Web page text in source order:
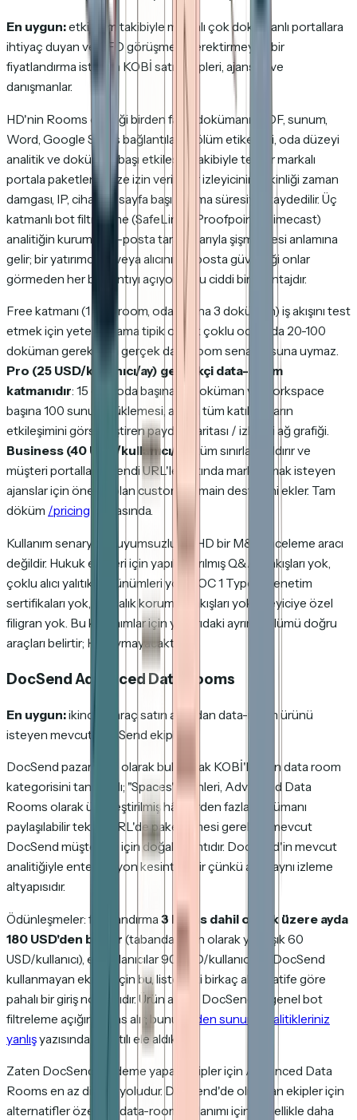
En uygun:etkileşim takibiyle markalı çok dokümanlı portallara
ihtiyaç duyan ve CFO görüşmesi gerektirmeyen bir
fiyatlandırma isteyen KOBİ satış ekipleri, ajanslar ve
danışmanlar.
HD'nin Rooms özelliği birden fazla dokümanı (PDF, sunum,
Word, Google Slides bağlantıları) bölüm etiketleri, oda düzeyi
analitik ve doküman başı etkileşim takibiyle tek bir markalı
portala paketlemenize izin verir. Her izleyicinin etkinliği zaman
damgası, IP, cihaz ve sayfa başı okuma süresiyle kaydedilir. Üç
katmanlı bot filtreleme (SafeLinks, Proofpoint, Mimecast)
analitiğin kurumsal e-posta tarayıcılarıyla şişmemesi anlamına
gelir; bir yatırımcının veya alıcının e-posta güvenliği onlar
görmeden her bağlantıyı açıyorsa bu ciddi bir avantajdır.
Free katmanı (1 deal room, oda başına 3 doküman) iş akışını test
etmek için yeterlidir ama tipik olarak çoklu odalarda 20-100
doküman gerektiren gerçek data-room senaryosuna uymaz.
Pro (25 USD/kullanıcı/ay) gerçekçi data-room
katmanıdır: 15 oda, oda başına 15 doküman ve workspace
başına 100 sunum yüklemesi, ayrıca tüm katılımcıların
etkileşimini görselleştiren paydaş haritası / izleyici ağ grafiği.
Business (40 USD/kullanıcı/ay)
tüm sınırları kaldırır ve
müşteri portallarını kendi URL'leri altında markalamak isteyen
ajanslar için önemli olan custom domain desteğini ekler. Tam
döküm /pricing sayfasında.
Kullanım senaryosu uyumsuzluğu: HD bir M&A inceleme aracı
değildir. Hukuk ekipleri için yapılandırılmış Q&A iş akışları yok,
çoklu alıcı yalıtık görünümleri yok, SOC 1 Type 2 denetim
sertifikaları yok, ayrıcalık koruma iş akışları yok, izleyiciye özel
filigran yok. Bu kullanımlar için yukarıdaki ayrım bölümü doğru
araçları belirtir; HD uymayacaktır.
DocSend Advanced Data Rooms
En uygun:ikinci bir araç satın almadan data-room ürünü
isteyen mevcut DocSend ekipleri.
DocSend pazarda ilk olarak bulunarak KOBİ'ler için data room
kategorisini tanımladı; "Spaces" ürünleri, Advanced Data
Rooms olarak ürünleştirilmiş hâli, birden fazla dokümanı
paylaşılabilir tek bir URL'de paketlemesi gereken mevcut
DocSend müşterileri için doğal uzantıdır. DocSend'in mevcut
analitiğiyle entegrasyon kesintisizdir çünkü altta aynı izleme
altyapısıdır.
Ödünleşmeler: fiyatlandırma3 lisans dahil olmak üzere ayda
180 USD'den başlar (tabanda etkin olarak yaklaşık 60
USD/kullanıcı), ek kullanıcılar 90 USD/kullanıcı/ay. DocSend
kullanmayan ekipler için bu, listedeki birkaç alternatife göre
pahalı bir giriş noktasıdır. Ürün ayrıca DocSend'in genel bot
filtreleme açığını miras alır; bunu
neden sunum analitikleriniz
yanlışyazısında ayrıntılı ele aldık.
Zaten DocSend'e ödeme yapan ekipler için Advanced Data
Rooms en az direnç yoludur. DocSend'de olmayan ekipler için
alternatifler özellikle data-room kullanımı için genellikle daha